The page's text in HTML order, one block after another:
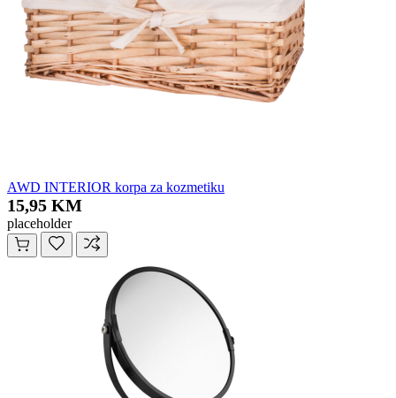
AWD INTERIOR korpa za kozmetiku
15,95 KM
placeholder